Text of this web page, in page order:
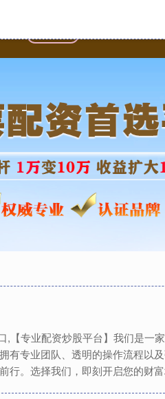
【专业配资炒股平台】我们是
有专业团队、透明的操作流程
。选择我们，即刻开启您的财富